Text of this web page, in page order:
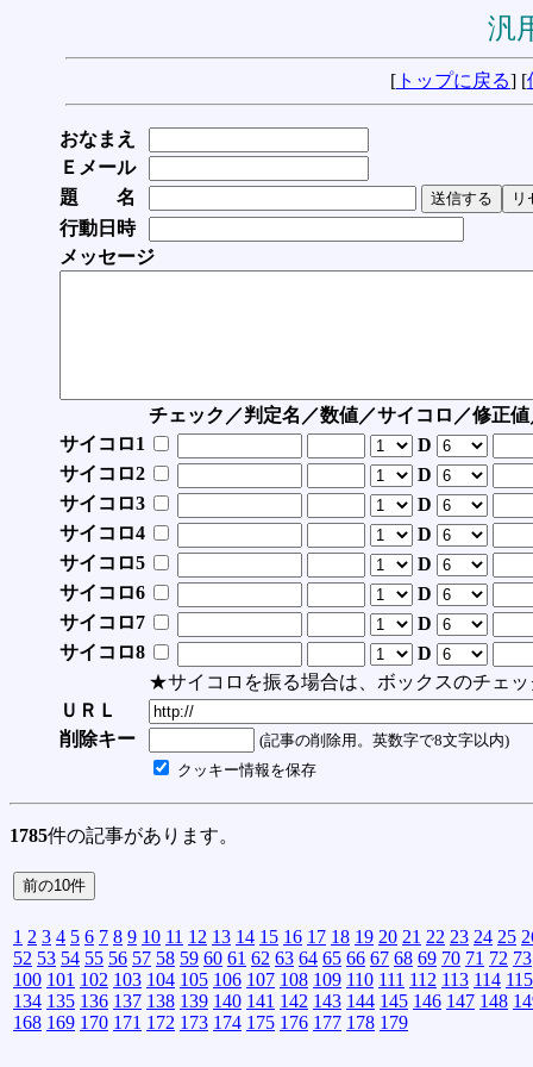
汎
[ トップに戻る] [
おなまえ
Ｅメール
題 名
行動日時
メッセージ
チェック／判定名／数値／サイコロ／修正
サイコロ1
D
サイコロ2
D
サイコロ3
D
サイコロ4
D
サイコロ5
D
サイコロ6
D
サイコロ7
D
サイコロ8
D
★サイコロを振る場合は、ボックスのチェッ
ＵＲＬ
削除キー
(記事の削除用。英数字で8文字以内)
クッキー情報を保存
1785件の記事があります。
1 2 3 4 5 6 7 8 9 10 11 12 13 14 15 16 17 18 19 20 21 22 23 24 25
52 53 54 55 56 57 58 59 60 61 62 63 64 65 66 67 68 69 70 71 72 73
100 101 102 103 104 105 106 107 108 109 110 111 112 113 114 115
134 135 136 137 138 139 140 141 142 143 144 145 146 147 148
168 169 170 171 172 173 174 175 176 177 178 179